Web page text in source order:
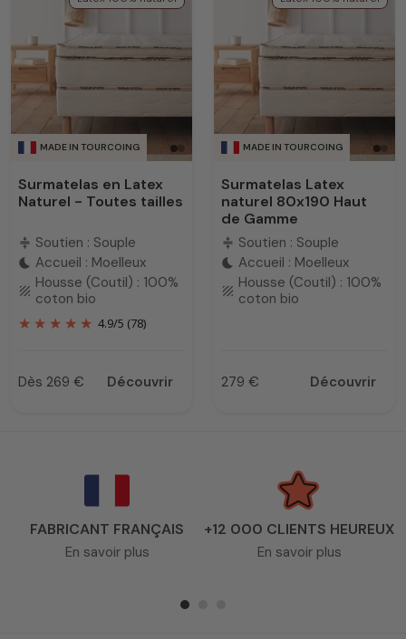
MADE IN TOURCOING
Surmatelas en Latex
Naturel - Toutes tailles
compress Soutien : Souple
bedtime Accueil : Moelleux
texture Housse (Coutil) : 100%
coton bio
4.9/5 (78)
Prix
Dès 269 € Découvrir
MADE IN TOURCOING
Surmatelas Latex
naturel 80x190 Haut
de Gamme
compress Soutien : Souple
bedtime Accueil : Moelleux
texture Housse (Coutil) : 100%
coton bio
Prix
279 € Découvrir
FABRICANT FRANÇAIS
En savoir plus
+12 000 CLIENTS HEUREUX
En savoir plus